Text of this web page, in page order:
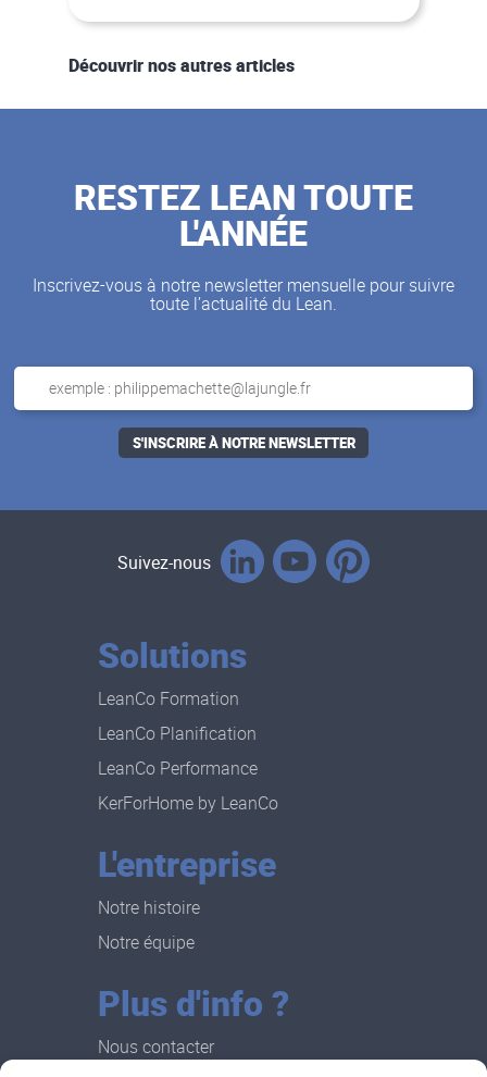
Découvrir nos autres articles
RESTEZ LEAN TOUTE
L'ANNÉE
Inscrivez-vous à notre newsletter mensuelle pour suivre
toute l’actualité du Lean.
Suivez-nous
Solutions
LeanCo Formation
LeanCo Planification
LeanCo Performance
KerForHome by LeanCo
L'entreprise
Notre histoire
Notre équipe
Plus d'info ?
Nous contacter